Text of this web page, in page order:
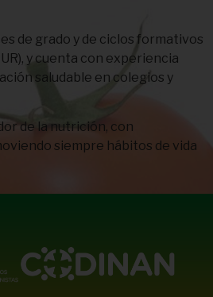
de grado y de ciclos formativos
y cuenta con experiencia
saludable en colegios y
de la nutrición, con
siempre hábitos de vida